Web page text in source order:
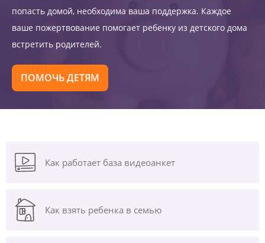
попасть домой, необходима ваша поддержка. Каждое
ваше пожертвование помогает ребенку из детского дома
встретить родителей.
ПОМОЧЬ ДЕТЯМ
Как работает база видеоанкет
Как взять ребенка в семью